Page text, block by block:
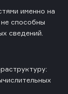
именно на
способны
сведений.